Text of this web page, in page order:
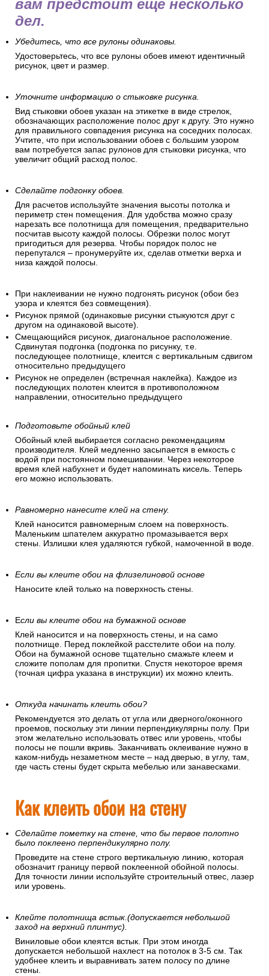
вам предстоит еще несколько
дел.
Убедитесь, что все рулоны одинаковы.
Удостоверьтесь, что все рулоны обоев имеют идентичный
рисунок, цвет и размер.
Уточните информацию о стыковке рисунка.
Вид стыковки обоев указан на этикетке в виде стрелок,
обозначающих расположение полос друг к другу. Это нужно
для правильного совпадения рисунка на соседних полосах.
Учтите, что при использовании обоев с большим узором
вам потребуется запас рулонов для стыковки рисунка, что
увеличит общий расход полос.
Сделайте подгонку обоев.
Для расчетов используйте значения высоты потолка и
периметр стен помещения. Для удобства можно сразу
нарезать все полотнища для помещения, предварительно
посчитав высоту каждой полосы. Обрезки полос могут
пригодиться для резерва. Чтобы порядок полос не
перепутался – пронумеруйте их, сделав отметки верха и
низа каждой полосы.
При наклеивании не нужно подгонять рисунок (обои без
узора и клеятся без совмещения).
Рисунок прямой (одинаковые рисунки стыкуются друг с
другом на одинаковой высоте).
Смещающийся рисунок, диагональное расположение.
Сдвинутая подгонка (подгонка по рисунку, т.е.
последующее полотнище, клеится с вертикальным сдвигом
относительно предыдущего
Рисунок не определен (встречная наклейка). Каждое из
последующих полотен клеится в противоположном
направлении, относительно предыдущего
Подготовьте обойный клей
Обойный клей выбирается согласно рекомендациям
производителя. Клей медленно засыпается в емкость с
водой при постоянном помешивании. Через некоторое
время клей набухнет и будет напоминать кисель. Теперь
его можно использовать.
Равномерно нанесите клей на стену.
Клей наносится равномерным слоем на поверхность.
Маленьким шпателем аккуратно промазывается верх
стены. Излишки клея удаляются губкой, намоченной в воде.
Если вы клеите обои на флизелиновой основе
Наносите клей только на поверхность стены.
Если вы клеите обои на бумажной основе
Клей наносится и на поверхность стены, и на само
полотнище. Перед поклейкой расстелите обои на полу.
Обои на бумажной основе тщательно смажьте клеем и
сложите пополам для пропитки. Спустя некоторое время
(точная цифра указана в инструкции) их можно клеить.
Откуда начинать клеить обои?
Рекомендуется это делать от угла или дверного/оконного
проемов, поскольку эти линии перпендикулярны полу. При
этом желательно использовать отвес или уровень, чтобы
полосы не пошли вкривь. Заканчивать оклеивание нужно в
каком-нибудь незаметном месте – над дверью, в углу, там,
где часть стены будет скрыта мебелью или занавесками.
Как клеить обои на стену
Сделайте пометку на стене, что бы первое полотно
было поклеено перпендикулярно полу.
Проведите на стене строго вертикальную линию, которая
обозначит границу первой поклеенной обойной полосы.
Для точности линии используйте строительный отвес, лазер
или уровень.
Клейте полотнища встык.(допускается небольшой
заход на верхний плинтус).
Виниловые обои клеятся встык. При этом иногда
допускается небольшой нахлест на потолок в 3-5 см. Так
удобнее клеить и выравнивать затем полосу по длине
стены.